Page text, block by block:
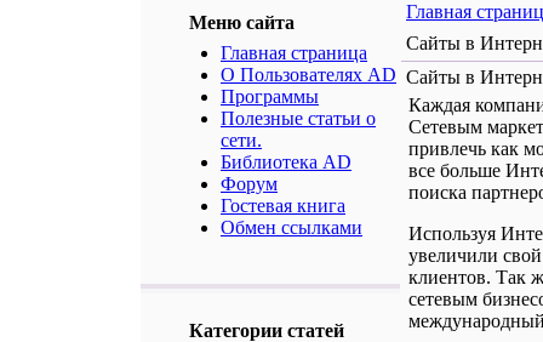
Меню сайта
Главная страница
О Пользователях AD
Программы
Полезные статьи о
сети.
Библиотека AD
Форум
Гостевая книга
Обмен ссылками
Категории статей
Главная
Сайты в
Сайты в
Каждая
Сетевым
привлечь как
все больше
поиска
Используя
увеличили
клиентов. Так
сетевым
международный